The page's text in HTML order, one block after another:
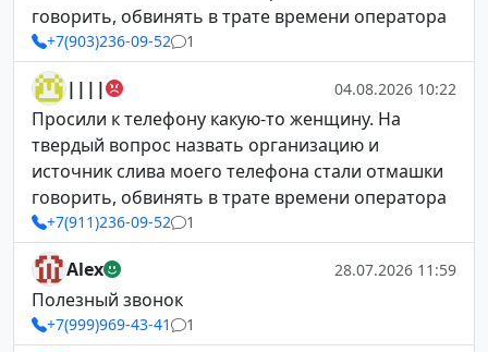
говорить, обвинять в трате времени оператора
+7(903)236-09-52 1
|||| 04.08.2026 10:22
Просили к телефону какую-то женщину. На
твердый вопрос назвать организацию и
источник слива моего телефона стали отмашки
говорить, обвинять в трате времени оператора
+7(911)236-09-52 1
Alex 28.07.2026 11:59
Полезный звонок
+7(999)969-43-41 1